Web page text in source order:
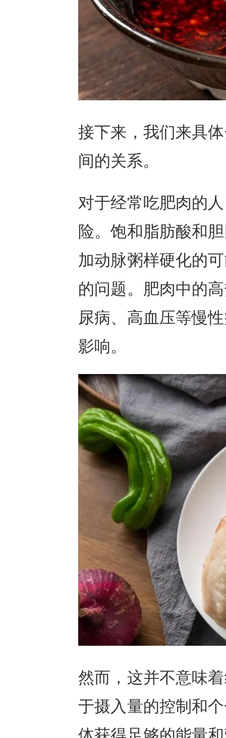
接下来，我们来具
间的关系。
对于经常吃肥肉的
险。饱和脂肪酸和
加动脉粥样硬化的
的问题。肥肉中的
尿病、高血压等慢
影响。
然而，这并不意味
于摄入量的控制和